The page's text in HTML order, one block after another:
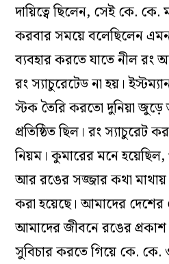
দায়িত্বে ছিলেন, সেই কে.
করবার সময়ে বলেছিলেন
ব্যবহার করতে যাতে নীল রং
রং স্যাচুরেটেড না হয়।
স্টক তৈরি করতো দুনিয়া জুড়ে
প্রতিষ্ঠিত ছিল। রং স্যাচুরেট
নিয়ম। কুমারের মনে
আর রঙের সজ্জার কথা
করা হয়েছে। আমাদের
আমাদের জীবনে রঙের
সুবিচার করতে গিয়ে কে. কে.